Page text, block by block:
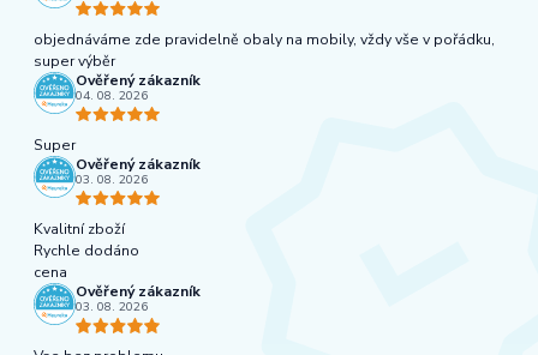
objednáváme zde pravidelně obaly na mobily, vždy vše v pořádku,
super výběr
Ověřený zákazník
04. 08. 2026
Super
Ověřený zákazník
03. 08. 2026
Kvalitní zboží
Rychle dodáno
cena
Ověřený zákazník
03. 08. 2026